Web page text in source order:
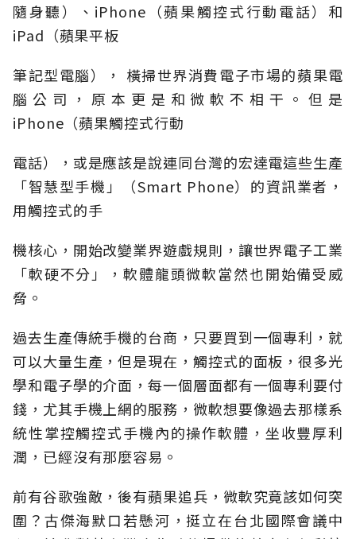
隨身聽）、iPhone（蘋果觸控式行動電話）和
iPad（蘋果平板
筆記型電腦）， 橫掃世界消費電子市場的蘋果電
腦公司，原本更是和微軟不相干。但是
iPhone（蘋果觸控式行動
電話），或是應該是說連同台灣的宏達電這些生產
「智慧型手機」（Smart Phone）的資訊業者，
用觸控式的手
機核心，開始改變業界遊戲規則，讓世界電子工業
「軟硬不分」，軟體龍頭微軟當然也開始備受威
脅。
過去生產傳統手機的台商，只要買到一個專利，就
可以大量生產，但是現在，觸控式的面板，很多光
學和電子學的介面，每一個層面都有一個專利要付
錢，尤其手機上網的服務，微軟想要像過去那樣系
統性掌控觸控式手機內的操作軟體，坐收豐厚利
潤，已經沒有那麼容易。
前有谷歌強敵，後有蘋果追兵，微軟究竟該如何突
圍？古傑海默口若懸河，挺立在台北國際會議中